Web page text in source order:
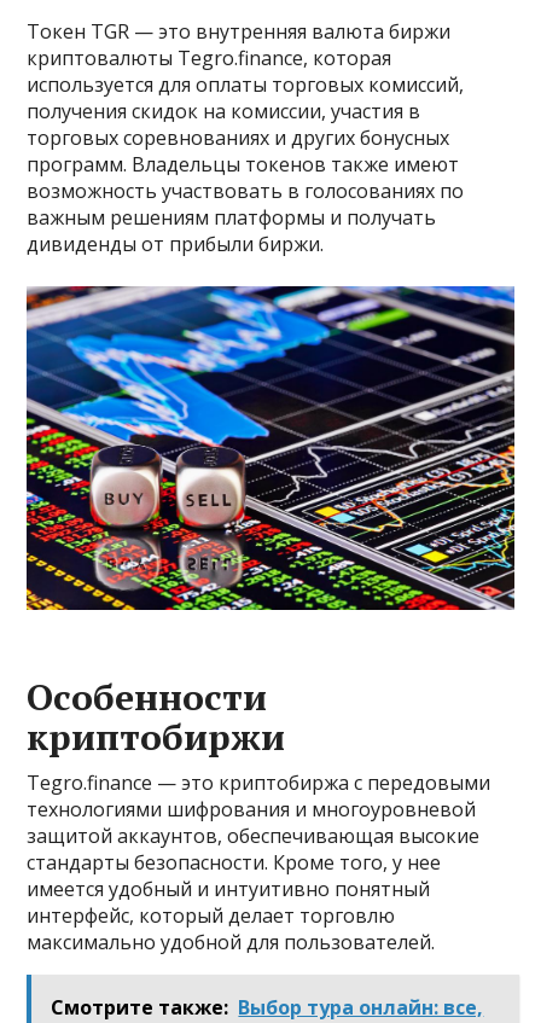
Токен TGR — это внутренняя валюта биржи
криптовалюты Tegro.finance, которая
используется для оплаты торговых комиссий,
получения скидок на комиссии, участия в
торговых соревнованиях и других бонусных
программ. Владельцы токенов также имеют
возможность участвовать в голосованиях по
важным решениям платформы и получать
дивиденды от прибыли биржи.
Особенности
криптобиржи
Tegro.finance — это криптобиржа с передовыми
технологиями шифрования и многоуровневой
защитой аккаунтов, обеспечивающая высокие
стандарты безопасности. Кроме того, у нее
имеется удобный и интуитивно понятный
интерфейс, который делает торговлю
максимально удобной для пользователей.
Смотрите также: Выбор тура онлайн: все,